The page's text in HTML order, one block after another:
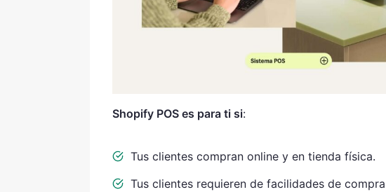
Shopify POS es para ti si:
Tus clientes compran online y en tienda física.
Tus clientes requieren de facilidades de